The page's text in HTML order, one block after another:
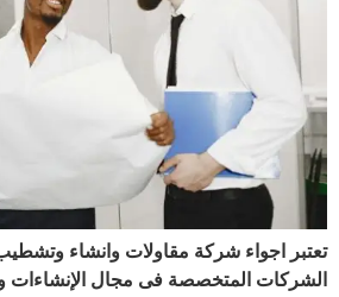
تعتبر اجواء شركة مقاولات وانشاء
الشركات المتخصصة فى مجال الإنشاءات